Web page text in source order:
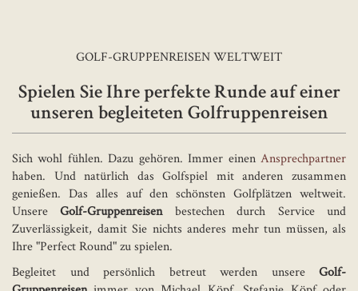
GOLF-GRUPPENREISEN WELTWEIT
Spielen Sie Ihre perfekte Runde auf einer
unseren begleiteten Golfruppenreisen
Sich wohl fühlen. Dazu gehören. Immer einen Ansprechpartner
haben. Und natürlich das Golfspiel mit anderen zusammen
genießen. Das alles auf den schönsten Golfplätzen weltweit.
UnsereGolf-Gruppenreisenbestechen durch Service und
Zuverlässigkeit, damit Sie nichts anderes mehr tun müssen, als
Ihre "Perfect Round" zu spielen.
Begleitet und persönlich betreut werden unsere Golf-